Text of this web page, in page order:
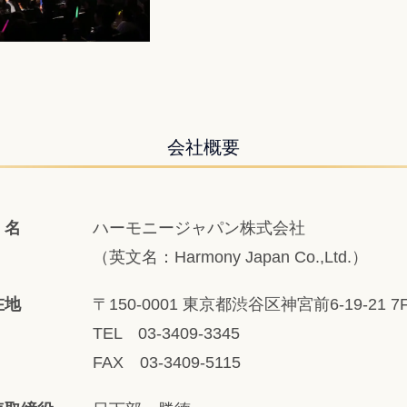
会社概要
ハーモニージャパン株式会社
（英文名：Harmony Japan Co.,Ltd.）
地
〒150-0001 東京都渋谷区神宮前6-19-21
TEL 03-3409-3345
FAX 03-3409-5115